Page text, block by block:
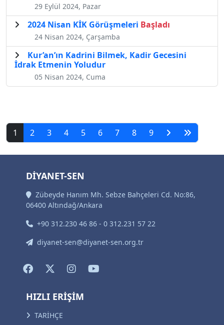
29 Eylül 2024, Pazar
2024 Nisan KİK Görüşmeleri Başladı
24 Nisan 2024, Çarşamba
Kur’an’ın Kadrini Bilmek, Kadir Gecesini
İdrak Etmenin Yoludur
05 Nisan 2024, Cuma
1 2 3 4 5 6 7 8 9
DİYANET-SEN
Zübeyde Hanım Mh. Sebze Bahçeleri Cd. No:86,
06400 Altındağ/Ankara
+90 312.230 46 86 - 0 312.231 57 22
diyanet-sen@diyanet-sen.org.tr
HIZLI ERİŞİM
TARİHÇE